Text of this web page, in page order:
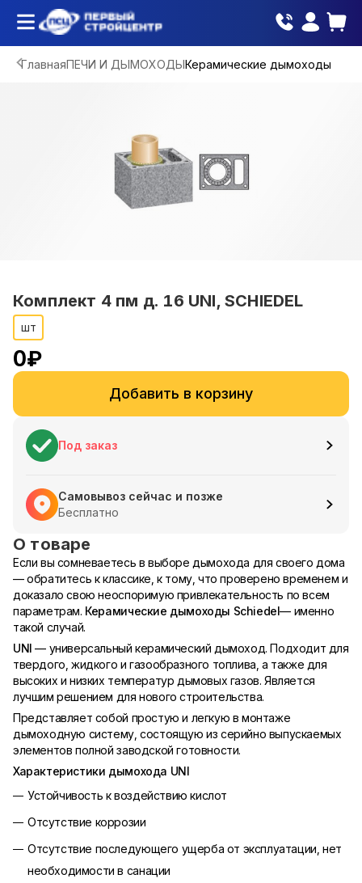
ГлавнаяПЕЧИ И ДЫМОХОДЫКерамические дымоходы
Комплект 4 пм д. 16 UNI, SCHIEDEL
шт
0₽
Добавить в корзину
Под заказ
Самовывоз сейчас и позже
Бесплатно
О товаре
Если вы сомневаетесь в выборе дымохода для своего дома
— обратитесь к классике, к тому, что проверено временем и
доказало свою неоспоримую привлекательность по всем
параметрам. Керамические дымоходы Schiedel— именно
такой случай.
UNI — универсальный керамический дымоход. Подходит для
твердого, жидкого и газообразного топлива, а также для
высоких и низких температур дымовых газов. Является
лучшим решением для нового строительства.
Представляет собой простую и легкую в монтаже
дымоходную систему, состоящую из серийно выпускаемых
элементов полной заводской готовности.
Характеристики дымохода UNI
Устойчивость к воздействию кислот
Отсутствие коррозии
Отсутствие последующего ущерба от эксплуатации, нет
необходимости в санации